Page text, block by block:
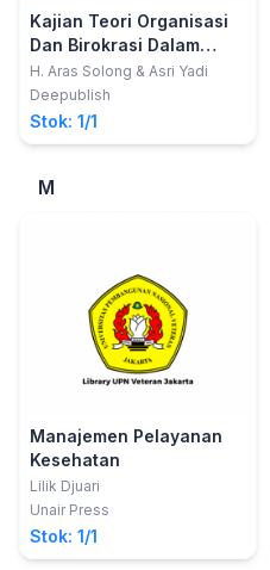
Kajian Teori Organisasi
Dan Birokrasi Dalam
Pelayanan Publik
H. Aras Solong & Asri Yadi
Deepublish
Stok: 1/1
M
Manajemen Pelayanan
Kesehatan
Lilik Djuari
Unair Press
Stok: 1/1